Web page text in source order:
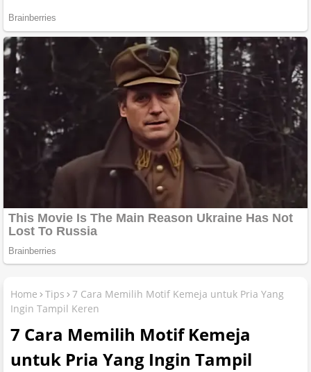
Home Tips
7 Cara Memilih Motif Kemeja untuk Pria Yang
Ingin Tampil Keren
7 Cara Memilih Motif Kemeja
untuk Pria Yang Ingin Tampil